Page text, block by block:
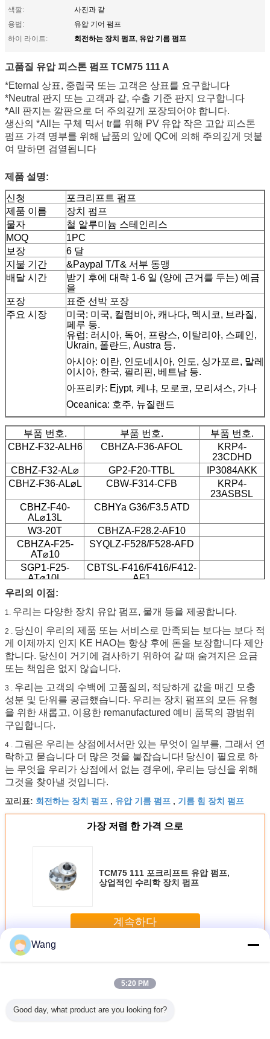
색깔:
사진과 같
용법:
유압 기어 펌프
하이 라이트:
회전하는 장치 펌프, 유압 기름 펌프
고품질 유압 피스톤 펌프 TCM75 111 A
*Eternal 상표, 중립국 또는 고객은 상표를 요구합니다
*Neutral 판지 또는 고객과 같, 수출 기준 판지 요구합니다
*All 판지는 깔판으로 더 주의깊게 포장되어야 합니다.
생산의 *All는 구체 믹서 tr를 위해 PV 유압 작은 고압 피스톤
펌프 가격 명부를 위해 납품의 앞에 QC에 의해 주의깊게 덧붙
여 말하면 검열됩니다
제품 설명:
신청
포크리프트 펌프
제품 이름
장치 펌프
물자
철 알루미늄 스테인리스
MOQ
1PC
보장
6 달
지불 기간
&Paypal T/T& 서부 동맹
배달 시간
받기 후에 대략 1-6 일 (양에 근거를 두는) 예금
을
포장
표준 선박 포장
주요 시장
미국: 미국, 컬럼비아, 캐나다, 멕시코, 브라질,
페루 등.
유럽: 러시아, 독어, 프랑스, 이탈리아, 스페인,
Ukrain, 폴란드, Austra 등.
아시아: 이란, 인도네시아, 인도, 싱가포르, 말레
이시아, 한국, 필리핀, 베트남 등.
아프리카: Ejypt, 케냐, 모로코, 모리셔스, 가나
Oceanica: 호주, 뉴질랜드
부품 번호. 부품 번호.
부품 번호.
CBHZ-F32-ALH6
CBHZA-F36-AFOL
KRP4-
23CDHD
CBHZ-F32-AL⌀
GP2-F20-TTBL
IP3084AKK
CBHZ-F36-AL⌀L
CBW-F314-CFB
KRP4-
23ASBSL
CBHZ-F40-
AL⌀13L
CBHYa G36/F3.5 ATD
W3-20T
CBHZA-F28.2-AF10
CBHZA-F25-
AT⌀10
SYQLZ-F528/F528-AFD
SGP1-F25-
AT⌀10L
CBTSL-F416/F416/F412-
AF1
CBT-F423-
AL8⌀11L
CBWZT-F320-
AF⌀
우리의 이점:
1. 우리는 다양한 장치 유압 펌프, 물개 등을 제공합니다.
2 . 당신이 우리의 제품 또는 서비스로 만족되는 보다는 보다 적
게 이제까지 인지 KE HAO는 항상 후에 돈을 보장합니다 제안
합니다. 당신이 거기에 검사하기 위하여 갈 때 숨겨지은 요금
또는 책임은 없지 않습니다.
3 . 우리는 고객의 수백에 고품질의, 적당하게 값을 매긴 모충
성분 및 단위를 공급했습니다. 우리는 장치 펌프의 모든 유형
을 위한 새롭고, 이용한 remanufactured 예비 품목의 광범위
구입합니다.
4 . 그림은 우리는 상점에서서만 있는 무엇이 일부를, 그래서 연
락하고 묻습니다 더 많은 것을 붙잡습니다! 당신이 필요로 하
는 무엇을 우리가 상점에서 없는 경우에, 우리는 당신을 위해
그것을 찾아낼 것입니다.
꼬리표: 회전하는 장치 펌프 , 유압 기름 펌프 , 기름 힘 장치 펌프
가장 저렴 한 가격 으로
TCM75 111 포크리프트 유압 펌프,
상업적인 수리학 장치 펌프
계속하다
더 많은 것
Wang
5:20 PM
Good day, what product are you looking for?